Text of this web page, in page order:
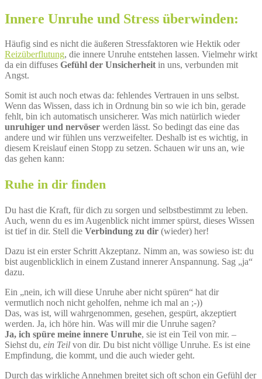
Innere Unruhe und Stress überwinden:
Häufig sind es nicht die äußeren Stressfaktoren wie Hektik oder
Reizüberflutung, die innere Unruhe entstehen lassen. Vielmehr wirkt
da ein diffuses Gefühl der Unsicherheit in uns, verbunden mit
Angst.
Somit ist auch noch etwas da: fehlendes Vertrauen in uns selbst.
Wenn das Wissen, dass ich in Ordnung bin so wie ich bin, gerade
fehlt, bin ich automatisch unsicherer. Was mich natürlich wieder
unruhiger und nervöser werden lässt. So bedingt das eine das
andere und wir fühlen uns verzweifelter. Deshalb ist es wichtig, in
diesem Kreislauf einen Stopp zu setzen. Schauen wir uns an, wie
das gehen kann:
Ruhe in dir finden
Du hast die Kraft, für dich zu sorgen und selbstbestimmt zu leben.
Auch, wenn du es im Augenblick nicht immer spürst, dieses Wissen
ist tief in dir. Stell die Verbindung zu dir (wieder) her!
Dazu ist ein erster Schritt Akzeptanz. Nimm an, was sowieso ist: du
bist augenblicklich in einem Zustand innerer Anspannung. Sag „ja“
dazu.
Ein „nein, ich will diese Unruhe aber nicht spüren“ hat dir
vermutlich noch nicht geholfen, nehme ich mal an ;-))
Das, was ist, will wahrgenommen, gesehen, gespürt, akzeptiert
werden. Ja, ich höre hin. Was will mir die Unruhe sagen?
Ja, ich spüre meine innere Unruhe, sie ist ein Teil von mir. –
Siehst du, ein Teil von dir. Du bist nicht völlige Unruhe. Es ist eine
Empfindung, die kommt, und die auch wieder geht.
Durch das wirkliche Annehmen breitet sich oft schon ein Gefühl der